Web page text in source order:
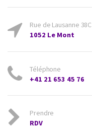
Rue de Lausanne 38C
1052 Le Mont
Téléphone
+41 21 653 45 76
Prendre
RDV